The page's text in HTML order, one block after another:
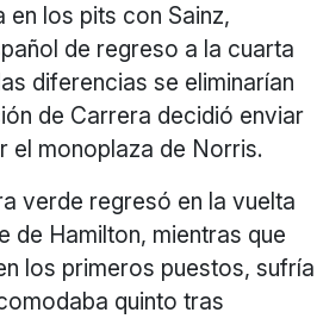
los pits con Sainz,
de regreso a la cuarta
diferencias se eliminarían
de Carrera decidió enviar
el monoplaza de Norris.
verde regresó en la vuelta
de Hamilton, mientras que
los primeros puestos, sufría
quinto tras